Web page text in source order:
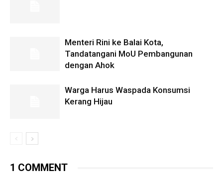
Menteri Rini ke Balai Kota,
Tandatangani MoU Pembangunan
dengan Ahok
Warga Harus Waspada Konsumsi
Kerang Hijau
1 COMMENT